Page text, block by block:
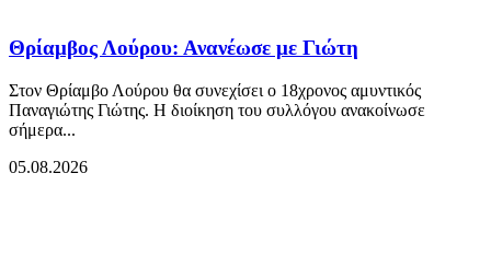
Θρίαμβος Λούρου: Ανανέωσε με Γιώτη
Στον Θρίαμβο Λούρου θα συνεχίσει ο 18χρονος αμυντικός
Παναγιώτης Γιώτης. Η διοίκηση του συλλόγου ανακοίνωσε
σήμερα...
05.08.2026